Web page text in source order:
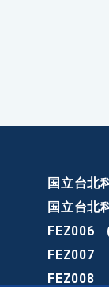
国立台北
国立台北
FEZ006
FEZ007
FEZ008